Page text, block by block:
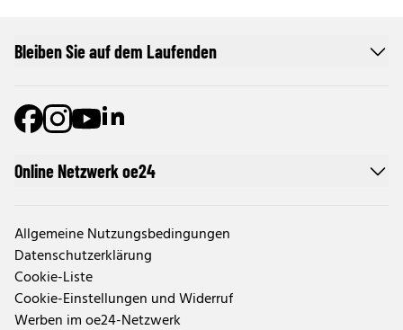
Online Netzwerk oe24
Allgemeine Nutzungsbedingungen
Datenschutzerklärung
Cookie-Liste
Cookie-Einstellungen und Widerruf
Werben im oe24-Netzwerk
Bleiben Sie auf dem Laufenden